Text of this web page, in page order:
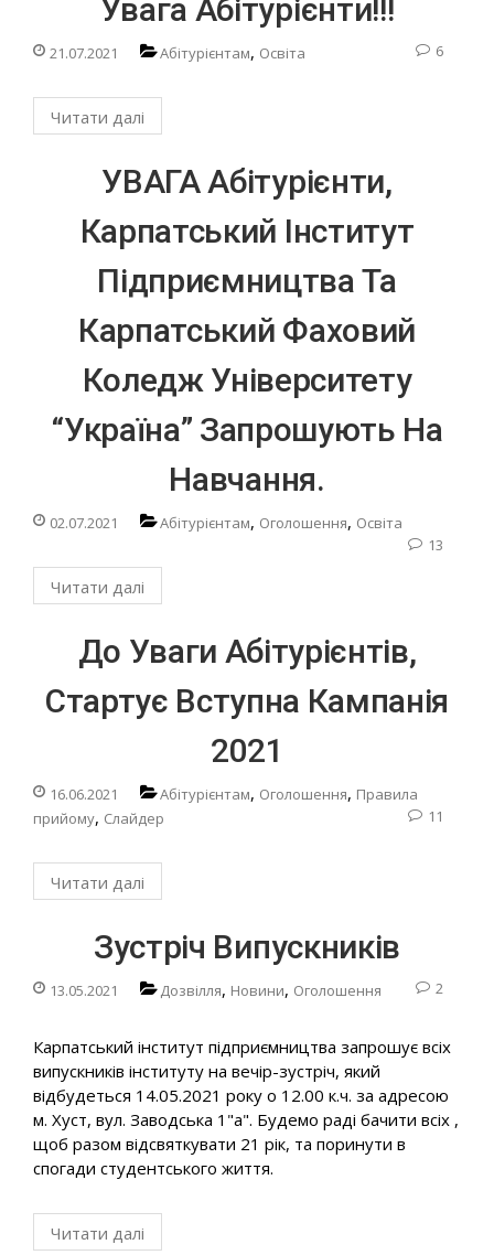
Увага Абітурієнти!!!
21.07.2021 Абітурієнтам, Освіта 6
Читати далі
УВАГА Абітурієнти,
Карпатський Інститут
Підприємництва Та
Карпатський Фаховий
Коледж Університету
“Україна” Запрошують На
Навчання.
02.07.2021 Абітурієнтам, Оголошення, Освіта
13
Читати далі
До Уваги Абітурієнтів,
Стартує Вступна Кампанія
2021
16.06.2021 Абітурієнтам, Оголошення, Правила
прийому, Слайдер 11
Читати далі
Зустріч Випускників
13.05.2021 Дозвілля, Новини, Оголошення 2
Карпатський інститут підприємництва запрошує всіх
випускників інституту на вечір-зустріч, який
відбудеться 14.05.2021 року о 12.00 к.ч. за адресою
м. Хуст, вул. Заводська 1"а". Будемо раді бачити всіх ,
щоб разом відсвяткувати 21 рік, та поринути в
спогади студентського життя.
Читати далі